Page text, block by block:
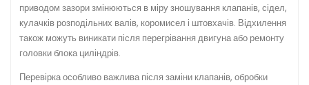
приводом зазори змінюються в міру зношування клапанів, сідел,
кулачків розподільних валів, коромисел і штовхачів. Відхилення
також можуть виникати після перегрівання двигуна або ремонту
головки блока циліндрів.
Перевірка особливо важлива після заміни клапанів, обробки